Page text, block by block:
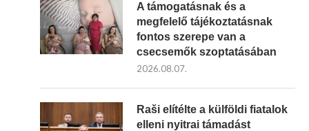
A támogatásnak és a
megfelelő tájékoztatásnak
fontos szerepe van a
csecsemők szoptatásában
2026.08.07.
Raši elítélte a külföldi fiatalok
elleni nyitrai támadást